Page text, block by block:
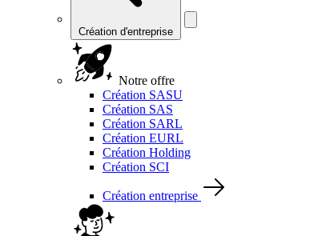
Création d'entreprise
Notre offre
Création SASU
Création SAS
Création SARL
Création EURL
Création Holding
Création SCI
Création entreprise